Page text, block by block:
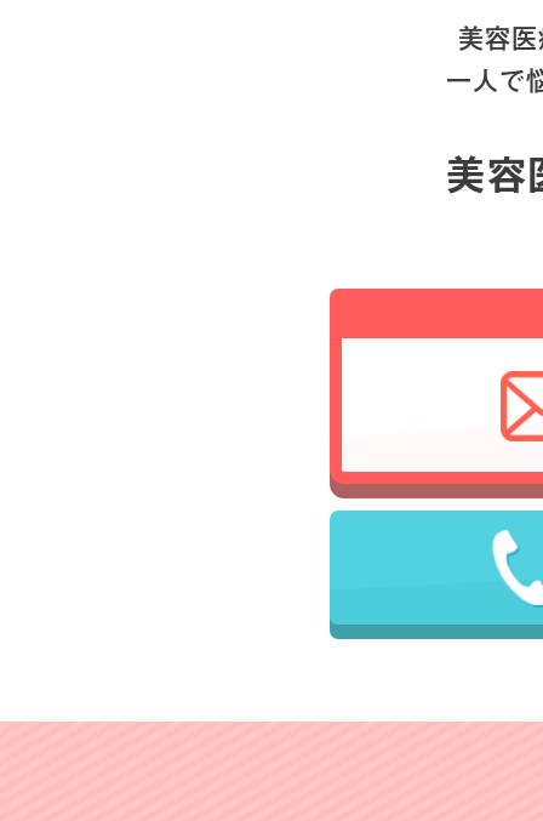
美容
一人で
美容